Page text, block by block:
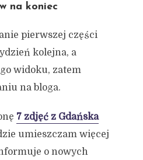
na koniec
pierwszej części
kolejna, a
widoku, zatem
na bloga.
7 zdjęć z Gdańska
umieszczam więcej
o nowych